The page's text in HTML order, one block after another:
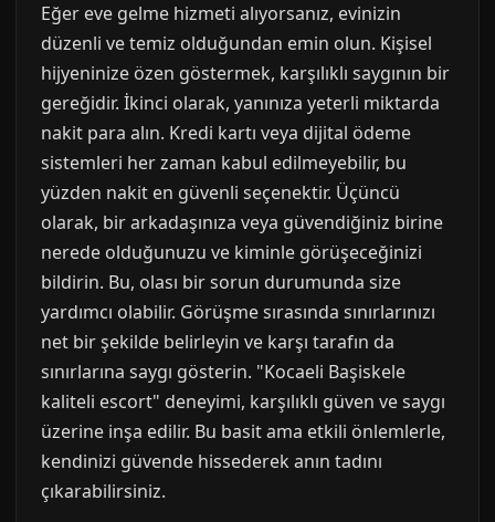
Eğer eve gelme hizmeti alıyorsanız, evinizin
düzenli ve temiz olduğundan emin olun. Kişisel
hijyeninize özen göstermek, karşılıklı saygının bir
gereğidir. İkinci olarak, yanınıza yeterli miktarda
nakit para alın. Kredi kartı veya dijital ödeme
sistemleri her zaman kabul edilmeyebilir, bu
yüzden nakit en güvenli seçenektir. Üçüncü
olarak, bir arkadaşınıza veya güvendiğiniz birine
nerede olduğunuzu ve kiminle görüşeceğinizi
bildirin. Bu, olası bir sorun durumunda size
yardımcı olabilir. Görüşme sırasında sınırlarınızı
net bir şekilde belirleyin ve karşı tarafın da
sınırlarına saygı gösterin. "Kocaeli Başiskele
kaliteli escort" deneyimi, karşılıklı güven ve saygı
üzerine inşa edilir. Bu basit ama etkili önlemlerle,
kendinizi güvende hissederek anın tadını
çıkarabilirsiniz.